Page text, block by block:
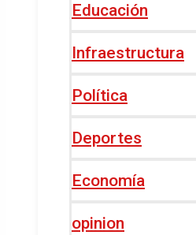
Educación
Infraestructura
Política
Deportes
Economía
opinion